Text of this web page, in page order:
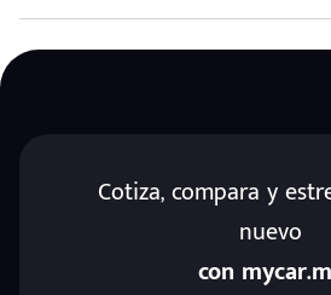
Cotiza, compara y
nuevo
con